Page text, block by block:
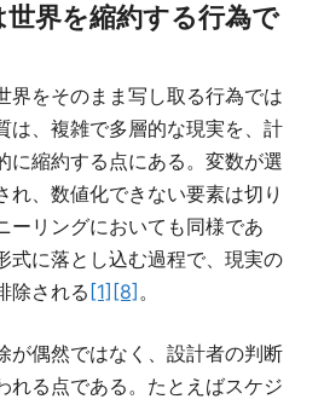
世界を縮約する行為で
界をそのまま写し取る行為では
は、複雑で多層的な現実を、計
に縮約する点にある。変数が選
れ、数値化できない要素は切り
ーリングにおいても同様であ
式に落とし込む過程で、現実の
除される[1][8] 。
が偶然ではなく、設計者の判断
れる点である。たとえばスケジ